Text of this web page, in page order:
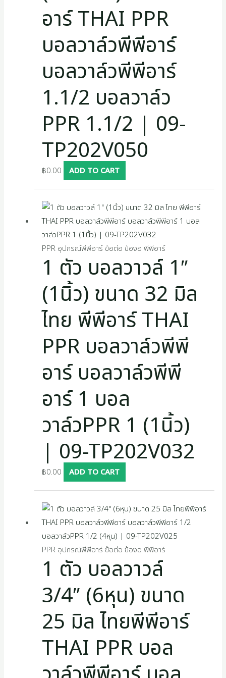
อาร์ THAI PPR
บอลวาล์วพีพีอาร์
บอลวาล์วพีพีอาร์
1.1/2 บอลวาล์ว
PPR 1.1/2 | 09-
TP202V050
฿0.00 ADD TO CART
PPR อุปกรณ์พีพีอาร์ ข้อต่อ ข้องอ พีพีอาร์
1 ตัว บอลวาวล์ 1″
(1นิ้ว) ขนาด 32 มิล
ไทย พีพีอาร์ THAI
PPR บอลวาล์วพีพี
อาร์ บอลวาล์วพีพี
อาร์ 1 บอล
วาล์วPPR 1 (1นิ้ว)
| 09-TP202V032
฿0.00 ADD TO CART
PPR อุปกรณ์พีพีอาร์ ข้อต่อ ข้องอ พีพีอาร์
1 ตัว บอลวาวล์
3/4″ (6หุน) ขนาด
25 มิล ไทยพีพีอาร์
THAI PPR บอล